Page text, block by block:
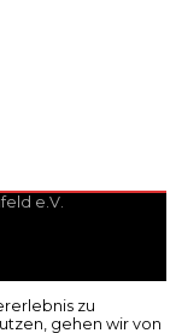
e.V.
zu
gehen wir von